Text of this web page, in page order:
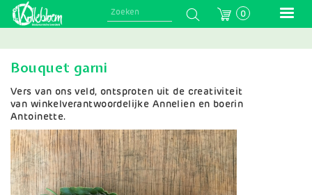
Skip
0
Bouquet garni
Vers van ons veld, ontsproten uit de creativiteit
van winkelverantwoordelijke Annelien en boerin
Antoinette.